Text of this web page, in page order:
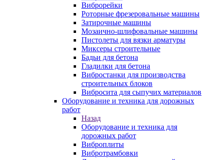
Виброрейки
Роторные фрезеровальные машины
Затирочные машины
Мозаично-шлифовальные машины
Пистолеты для вязки арматуры
Миксеры строительные
Бадьи для бетона
Гладилки для бетона
Вибростанки для производства
строительных блоков
Вибросита для сыпучих материалов
Оборудование и техника для дорожных
работ
Назад
Оборудование и техника для
дорожных работ
Виброплиты
Вибротрамбовки